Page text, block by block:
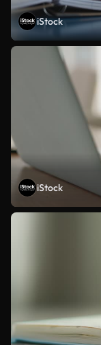
iStock
iStock